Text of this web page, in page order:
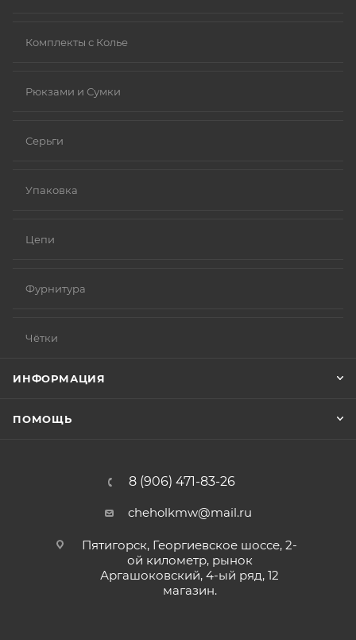
Комплекты с Колье
Рюкзами и Сумки
Серьги
Упаковка
Цепи
Фурнитура
Чётки
ИНФОРМАЦИЯ
ПОМОЩЬ
8 (906) 471-83-26
cheholkmw@mail.ru
Пятигорск, Георгиевское шоссе, 2-
ой километр, рынок
Аргашоковский, 4-ый ряд, 12
магазин.